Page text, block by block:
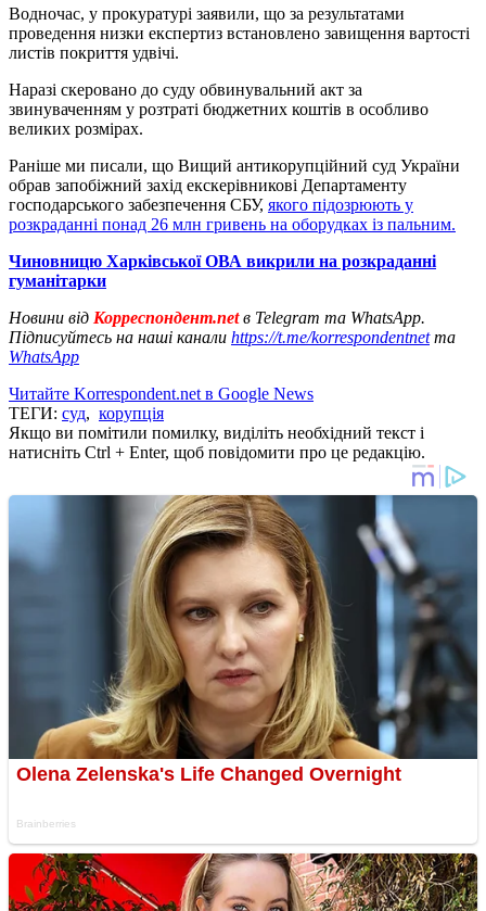
Водночас, у прокуратурі заявили, що за результатами
проведення низки експертиз встановлено завищення вартості
листів покриття удвічі.
Наразі скеровано до суду обвинувальний акт за
звинуваченням у розтраті бюджетних коштів в особливо
великих розмірах.
Раніше ми писали, що Вищий антикорупційний суд України
обрав запобіжний захід екскерівникові Департаменту
господарського забезпечення СБУ, якого підозрюють у
розкраданні понад 26 млн гривень на оборудках із пальним.
Чиновницю Харківської ОВА викрили на розкраданні
гуманітарки
Новини від Корреспондент.netв Telegram та WhatsApp.
Підписуйтесь на наші канали https://t.me/korrespondentnetта
WhatsApp
Читайте Korrespondent.net в Google News
ТЕГИ: суд, корупція
Якщо ви помітили помилку, виділіть необхідний текст і
натисніть Ctrl + Enter, щоб повідомити про це редакцію.